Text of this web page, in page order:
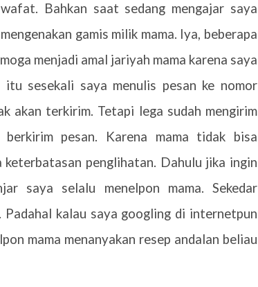
Bahkan saat sedang mengajar saya
gamis milik mama. Iya, beberapa
menjadi amal jariyah mama karena saya
itu sesekali saya menulis pesan ke nomor
akan terkirim. Tetapi lega sudah mengirim
pesan. Karena mama tidak bisa
keterbatasan penglihatan. Dahulu jika ingin
saya selalu menelpon mama. Sekedar
Padahal kalau saya googling di internetpun
mama menanyakan resep andalan beliau